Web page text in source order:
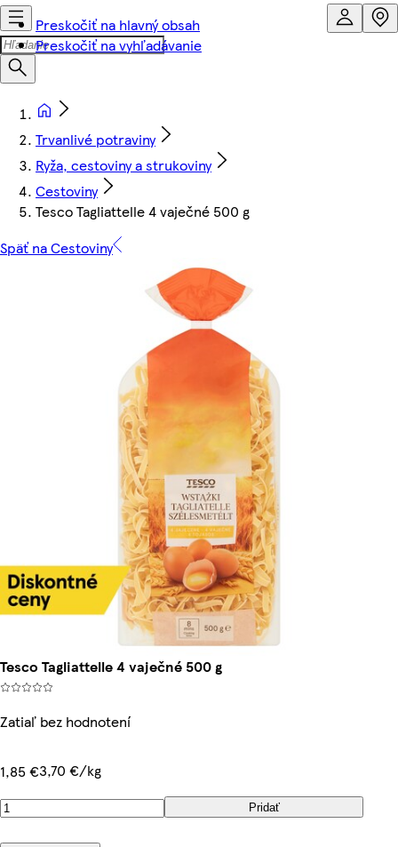
Preskočiť na hlavný obsah
Preskočiť na vyhľadávanie
Trvanlivé potraviny
Ryža, cestoviny a strukoviny
Cestoviny
Tesco Tagliattelle 4 vaječné 500 g
Späť na Cestoviny
Tesco Tagliattelle 4 vaječné 500 g
Zatiaľ bez hodnotení
1,85 €3,70 €/kg
Pridať